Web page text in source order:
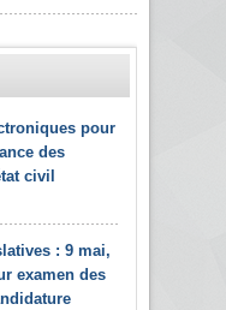
pour
des
civil
: 9 mai,
examen des